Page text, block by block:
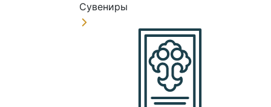
Сувениры